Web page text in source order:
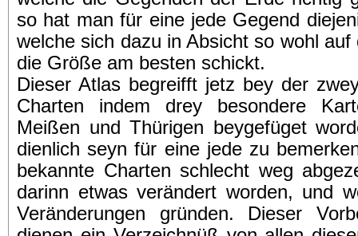
so hat man für eine jede Gegend
welche sich dazu in Absicht so wohl
die Größe am besten schickt.
Dieser Atlas begreifft jetz bey der
Charten indem drey besondere
Meißen und Thürigen beygefüget
dienlich seyn für eine jede zu
bekannte Charten schlecht weg
darinn etwas verändert worden, und
Veränderungen gründen. Dieser